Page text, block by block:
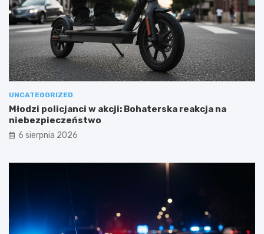
UNCATEGORIZED
Młodzi policjanci w akcji: Bohaterska reakcja na
niebezpieczeństwo
6 sierpnia 2026